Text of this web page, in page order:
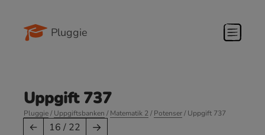
Pluggie
Uppgift 737
Pluggie/Uppgiftsbanken /Matematik 2/Potenser/ Uppgift 737
← 16 / 22 →